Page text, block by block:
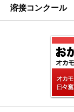
溶接コンクール